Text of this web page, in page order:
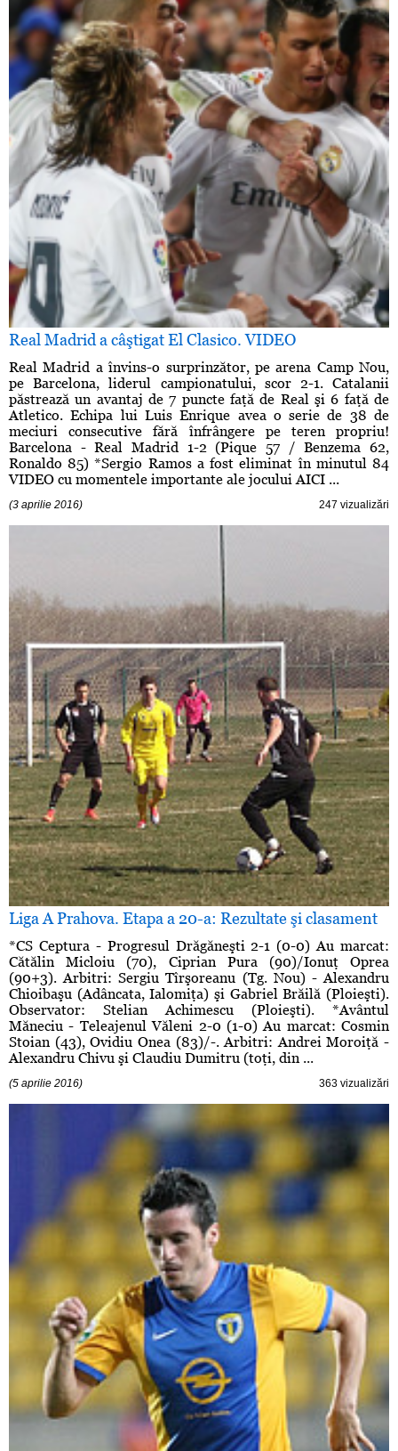
Real Madrid a câştigat El Clasico. VIDEO
Real Madrid a învins-o surprinzător, pe arena Camp Nou,
pe Barcelona, liderul campionatului, scor 2-1. Catalanii
păstrează un avantaj de 7 puncte faţă de Real şi 6 faţă de
Atletico. Echipa lui Luis Enrique avea o serie de 38 de
meciuri consecutive fără înfrângere pe teren propriu!
Barcelona - Real Madrid 1-2 (Pique 57 / Benzema 62,
Ronaldo 85) *Sergio Ramos a fost eliminat în minutul 84
VIDEO cu momentele importante ale jocului AICI ...
(3 aprilie 2016) 247 vizualizări
Liga A Prahova. Etapa a 20-a: Rezultate şi clasament
*CS Ceptura - Progresul Drăgăneşti 2-1 (0-0) Au marcat:
Cătălin Micloiu (70), Ciprian Pura (90)/Ionuţ Oprea
(90+3). Arbitri: Sergiu Tîrşoreanu (Tg. Nou) - Alexandru
Chioibaşu (Adâncata, Ialomiţa) şi Gabriel Brăilă (Ploieşti).
Observator: Stelian Achimescu (Ploieşti). *Avântul
Măneciu - Teleajenul Văleni 2-0 (1-0) Au marcat: Cosmin
Stoian (43), Ovidiu Onea (83)/-. Arbitri: Andrei Moroiţă -
Alexandru Chivu şi Claudiu Dumitru (toţi, din ...
(5 aprilie 2016) 363 vizualizări